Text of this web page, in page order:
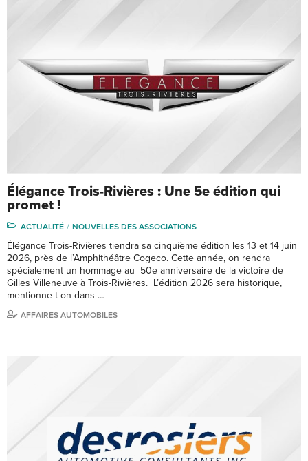
Élégance Trois-Rivières : Une 5e édition qui
promet !
ACTUALITÉ NOUVELLES DES ASSOCIATIONS
Élégance Trois-Rivières tiendra sa cinquième édition les 13 et 14 juin
2026, près de l’Amphithéâtre Cogeco. Cette année, on rendra
spécialement un hommage au 50e anniversaire de la victoire de
Gilles Villeneuve à Trois-Rivières. L’édition 2026 sera historique,
mentionne-t-on dans …
AFFAIRES AUTOMOBILES